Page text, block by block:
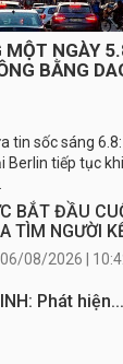
MỘT NGÀY
BẰNG
tin sốc sáng 6.8:
Berlin tiếp tục
BẮT ĐẦU
TÌM NGƯỜI
06/08/2026 |
Phát hiện...